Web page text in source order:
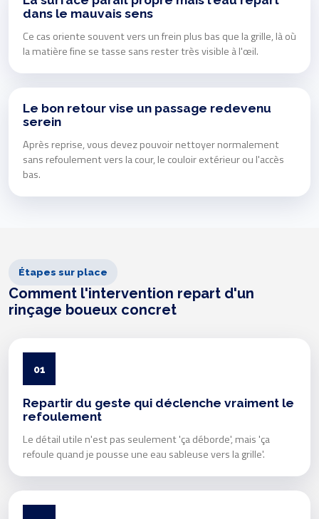
dans le mauvais sens
Ce cas oriente souvent vers un frein plus bas que la grille, là où
la matière fine se tasse sans rester très visible à l'œil.
Le bon retour vise un passage redevenu
serein
Après reprise, vous devez pouvoir nettoyer normalement
sans refoulement vers la cour, le couloir extérieur ou l'accès
bas.
Étapes sur place
Comment l'intervention repart d'un
rinçage boueux concret
01
Repartir du geste qui déclenche vraiment le
refoulement
Le détail utile n'est pas seulement 'ça déborde', mais 'ça
refoule quand je pousse une eau sableuse vers la grille'.